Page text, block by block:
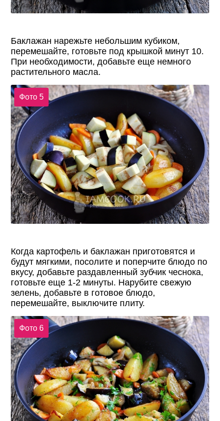
Баклажан нарежьте небольшим кубиком,
перемешайте, готовьте под крышкой минут 10.
При необходимости, добавьте еще немного
растительного масла.
Фото 5
Когда картофель и баклажан приготовятся и
будут мягкими, посолите и поперчите блюдо по
вкусу, добавьте раздавленный зубчик чеснока,
готовьте еще 1-2 минуты. Нарубите свежую
зелень, добавьте в готовое блюдо,
перемешайте, выключите плиту.
Фото 6